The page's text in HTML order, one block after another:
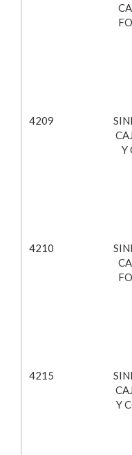
4209
Y
4210
4215
Y